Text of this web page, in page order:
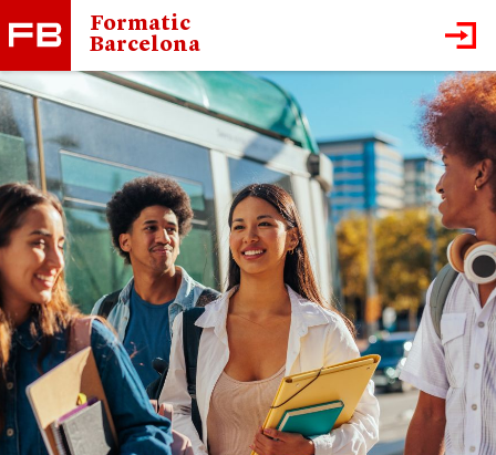
Formatic
Barcelona